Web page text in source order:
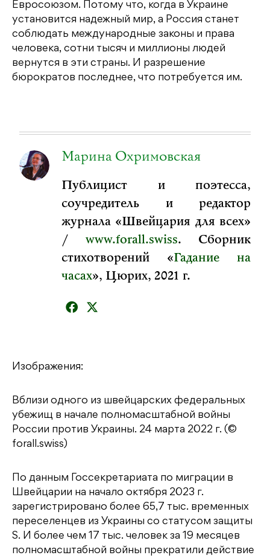
Евросоюзом. Потому что, когда в Украине
установится надежный мир, а Россия станет
соблюдать международные законы и права
человека, сотни тысяч и миллионы людей
вернутся в эти страны. И разрешение
бюрократов последнее, что потребуется им.
Марина Охримовская
Публицист и поэтесса,
соучредитель и редактор
журнала «Швейцария для всех»
/ www.forall.swiss. Сборник
стихотворений «Гадание на
часах», Цюрих, 2021 г.
Изображения:
Вблизи одного из швейцарских федеральных
убежищ в начале полномасштабной войны
России против Украины. 24 марта 2022 г. (©
forall.swiss)
По данным Госсекретариата по миграции в
Швейцарии на начало октября 2023 г.
зарегистрировано более 65,7 тыс. временных
переселенцев из Украины со статусом защиты
S. И более чем 17 тыс. человек за 19 месяцев
полномасштабной войны прекратили действие